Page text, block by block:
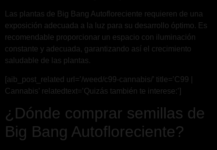
Las plantas de Big Bang Autofloreciente requieren de una
exposición adecuada a la luz para su desarrollo óptimo. Es
recomendable proporcionar un espacio con iluminación
constante y adecuada, garantizando así el crecimiento
saludable de las plantas.
[aib_post_related url=’/weed/c99-cannabis/’ title=’C99 |
Cannabis’ relatedtext=’Quizás también te interese:’]
¿Dónde comprar semillas de
Big Bang Autofloreciente?